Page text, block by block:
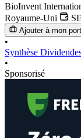
BioInvent
Royaume-Uni
Ajouter à mon
•
Synthèse
•
Sponsorisé